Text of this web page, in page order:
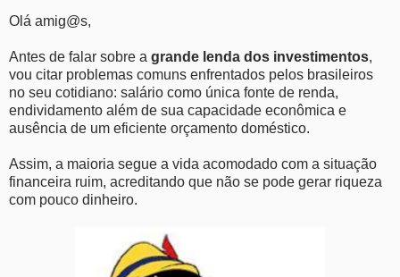
Olá amig@s,
Antes de falar sobre a grande lenda dos investimentos,
vou citar problemas comuns enfrentados pelos brasileiros
no seu cotidiano: salário como única fonte de renda,
endividamento além de sua capacidade econômica e
ausência de um eficiente orçamento doméstico.
Assim, a maioria segue a vida acomodado com a situação
financeira ruim, acreditando que não se pode gerar riqueza
com pouco dinheiro.